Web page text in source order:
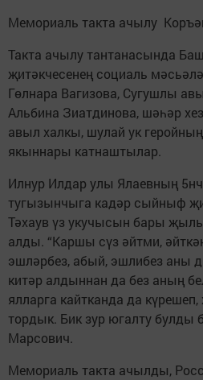
Мемориаль такта ачылу
Такта ачылу тантанасында
җитәкчесенең социаль
Гөлнара Вагизова, Сугушлы
Альбина Зиатдинова, шәһәр
авыл халкы, шулай ук
якыннары катнаштылар.
Илнур Илдар улы Ялаевның
тугызынчыга кадәр сыйныф
Тәхаув үз укучысын бары
алды. “Каршы сүз әйтми,
эшләрбез, абый, эшлибез аны
китәр алдыннан да без аның
ялларга кайтканда да
тордык. Бик зур югалту булды
Марсович.
Мемориаль такта ачылды,